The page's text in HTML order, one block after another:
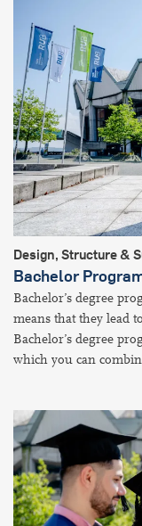
Design, Structure &
Bachelor
Bachelor’s degree
means that they lead
Bachelor’s degree
which you can